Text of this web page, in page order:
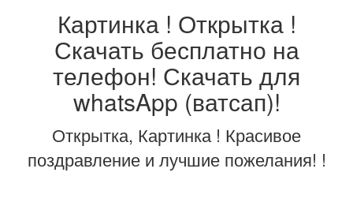
Картинка ! Открытка !
Скачать бесплатно на
телефон! Скачать для
whatsApp (ватсап)!
Открытка, Картинка ! Красивое
поздравление и лучшие пожелания! !